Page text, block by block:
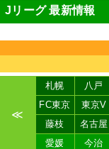
Jリーグ 最新情報
≪
札幌 八戸
FC東京
東京V
藤枝
名古屋
愛媛
今治